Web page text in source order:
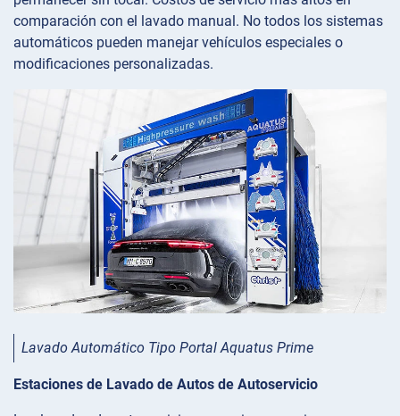
comparación con el lavado manual. No todos los sistemas
automáticos pueden manejar vehículos especiales o
modificaciones personalizadas.
Lavado Automático Tipo Portal Aquatus Prime
Estaciones de Lavado de Autos de Autoservicio